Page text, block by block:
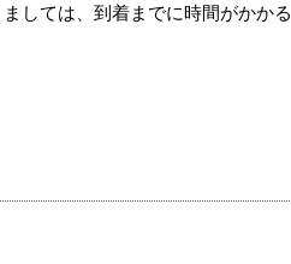
しては、到着までに時間がかかる